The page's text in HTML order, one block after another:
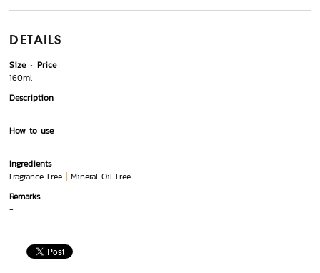
DETAILS
Size
Price
160ml
Description
-
How to use
-
Ingredients
Fragrance Free| Mineral Oil Free
Remarks
-